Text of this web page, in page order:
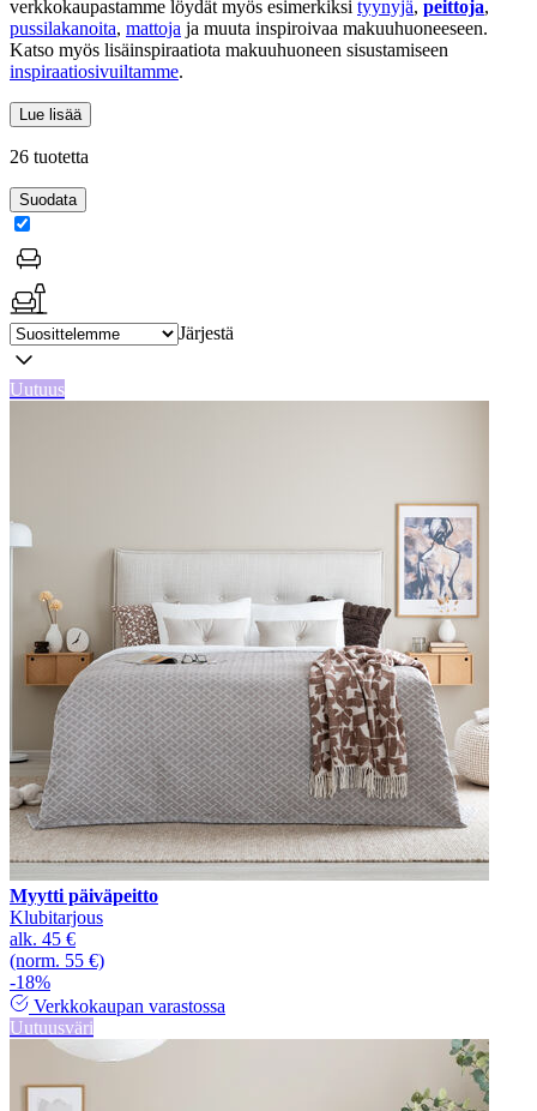
verkkokaupastamme löydät myös esimerkiksi tyynyjä, peittoja,
pussilakanoita, mattoja ja muuta inspiroivaa makuuhuoneeseen.
Katso myös lisäinspiraatiota makuuhuoneen sisustamiseen
inspiraatiosivuiltamme.
Lue lisää
26 tuotetta
Suodata
Järjestä
Uutuus
Myytti päiväpeitto
Klubitarjous
alk. 45 €
(norm. 55 €)
-18%
Verkkokaupan varastossa
Uutuusväri